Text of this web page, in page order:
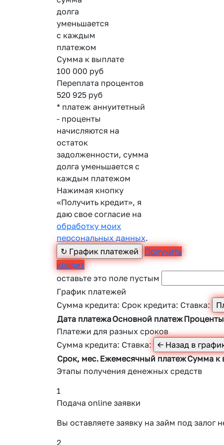
долга
уменьшается
с каждым
платежом
Сумма к выплате
100 000 руб
Переплата процентов
520 925 руб
* платеж аннуитетный
- проценты
начисляются на
остаток
задолженности, сумма
долга уменьшается с
каждым платежом
Нажимая кнопку
«Получить кредит», я
даю свое согласие на
обработку моих
персональных данных.
Получить
кредит
оставьте это поле пустым
График платежей
Сумма кредита: Срок кредита: Ставка:
Дата платежаОсновной платежПроценты
Платежи для разных сроков
Сумма кредита: Ставка:
Срок, мес.Ежемесячный платежСумма к
Этапы получения денежных средств
1
Подача online заявки
Вы оставляете заявку на займ под
2